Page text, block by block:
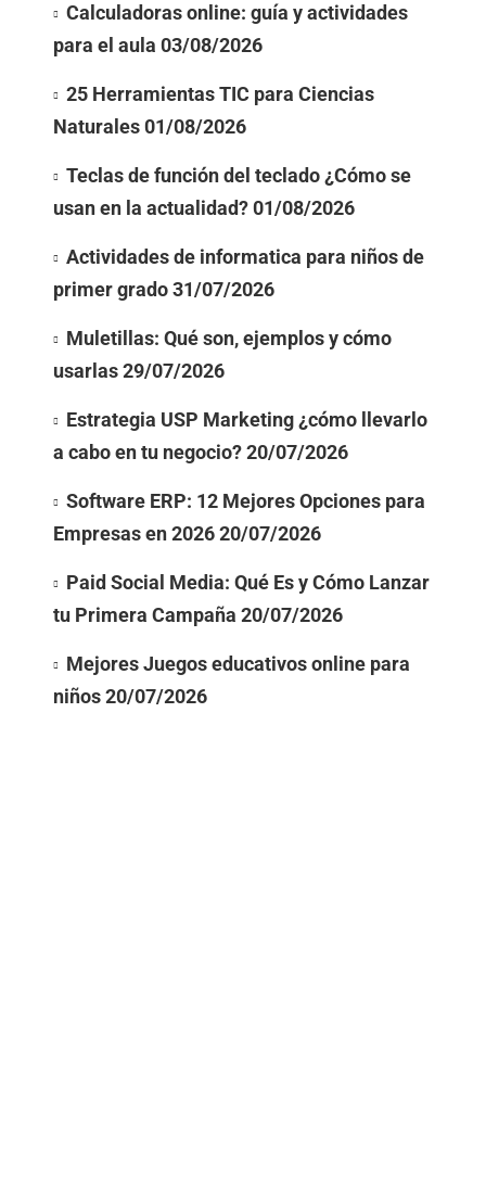
Calculadoras online: guía y actividades
para el aula 03/08/2026
25 Herramientas TIC para Ciencias
Naturales01/08/2026
Teclas de función del teclado ¿Cómo se
usan en la actualidad?01/08/2026
Actividades de informatica para niños de
primer grado31/07/2026
Muletillas: Qué son, ejemplos y cómo
usarlas29/07/2026
Estrategia USP Marketing ¿cómo llevarlo
a cabo en tu negocio?20/07/2026
Software ERP: 12 Mejores Opciones para
Empresas en 202620/07/2026
Paid Social Media: Qué Es y Cómo Lanzar
tu Primera Campaña 20/07/2026
Mejores Juegos educativos online para
niños20/07/2026